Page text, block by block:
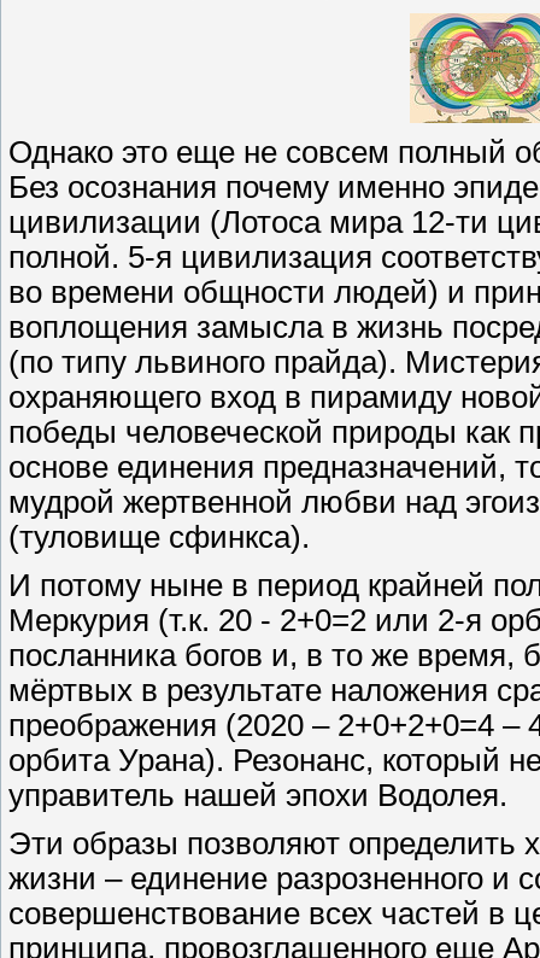
Однако это еще не совсем полный
Без осознания почему именно
цивилизации (Лотоса мира 12-ти
полной. 5-я цивилизация
во времени общности людей) и
воплощения замысла в жизнь
(по типу львиного прайда).
охраняющего вход в пирамиду
победы человеческой природы как
основе единения предназначений,
мудрой жертвенной любви над
(туловище сфинкса).
И потому ныне в период крайней
Меркурия (т.к. 20 - 2+0=2 или 2-я
посланника богов и, в то же время,
мёртвых в результате наложения
преображения (2020 – 2+0+2+0=4 –
орбита Урана). Резонанс, который
управитель нашей эпохи Водолея.
Эти образы позволяют определить
жизни – единение разрозненного и
совершенствование всех частей в
принципа, провозглашенного еще